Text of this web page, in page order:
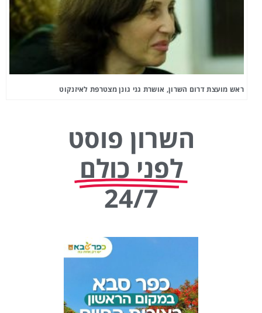
ראש מועצת דרום השרון, אושרת גני גונן מצטרפת לאיזנקוט
השרון פוסט
לפני כולם
24/7